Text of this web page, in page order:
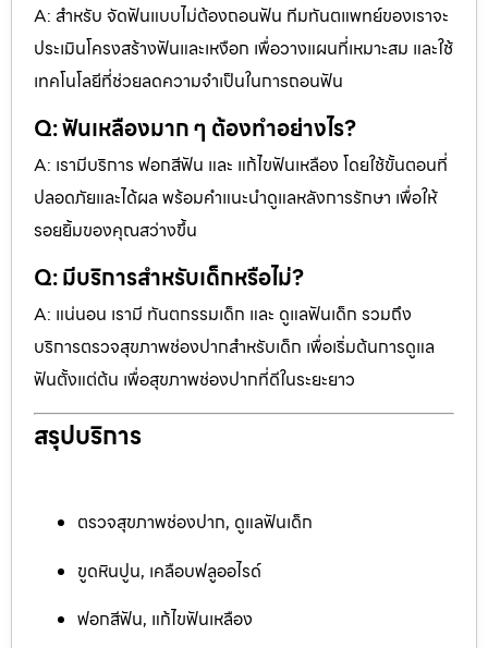
A: สำหรับ จัดฟันแบบไม่ต้องถอนฟัน ทีมทันตแพทย์ของเราจะ
ประเมินโครงสร้างฟันและเหงือก เพื่อวางแผนที่เหมาะสม และใช้
เทคโนโลยีที่ช่วยลดความจำเป็นในการถอนฟัน
Q: ฟันเหลืองมาก ๆ ต้องทำอย่างไร?
A: เรามีบริการ ฟอกสีฟัน และ แก้ไขฟันเหลือง โดยใช้ขั้นตอนที่
ปลอดภัยและได้ผล พร้อมคำแนะนำดูแลหลังการรักษา เพื่อให้
รอยยิ้มของคุณสว่างขึ้น
Q: มีบริการสำหรับเด็กหรือไม่?
A: แน่นอน เรามี ทันตกรรมเด็ก และ ดูแลฟันเด็ก รวมถึง
บริการตรวจสุขภาพช่องปากสำหรับเด็ก เพื่อเริ่มต้นการดูแล
ฟันตั้งแต่ต้น เพื่อสุขภาพช่องปากที่ดีในระยะยาว
สรุปบริการ
ตรวจสุขภาพช่องปาก, ดูแลฟันเด็ก
ขูดหินปูน, เคลือบฟลูออไรด์
ฟอกสีฟัน, แก้ไขฟันเหลือง